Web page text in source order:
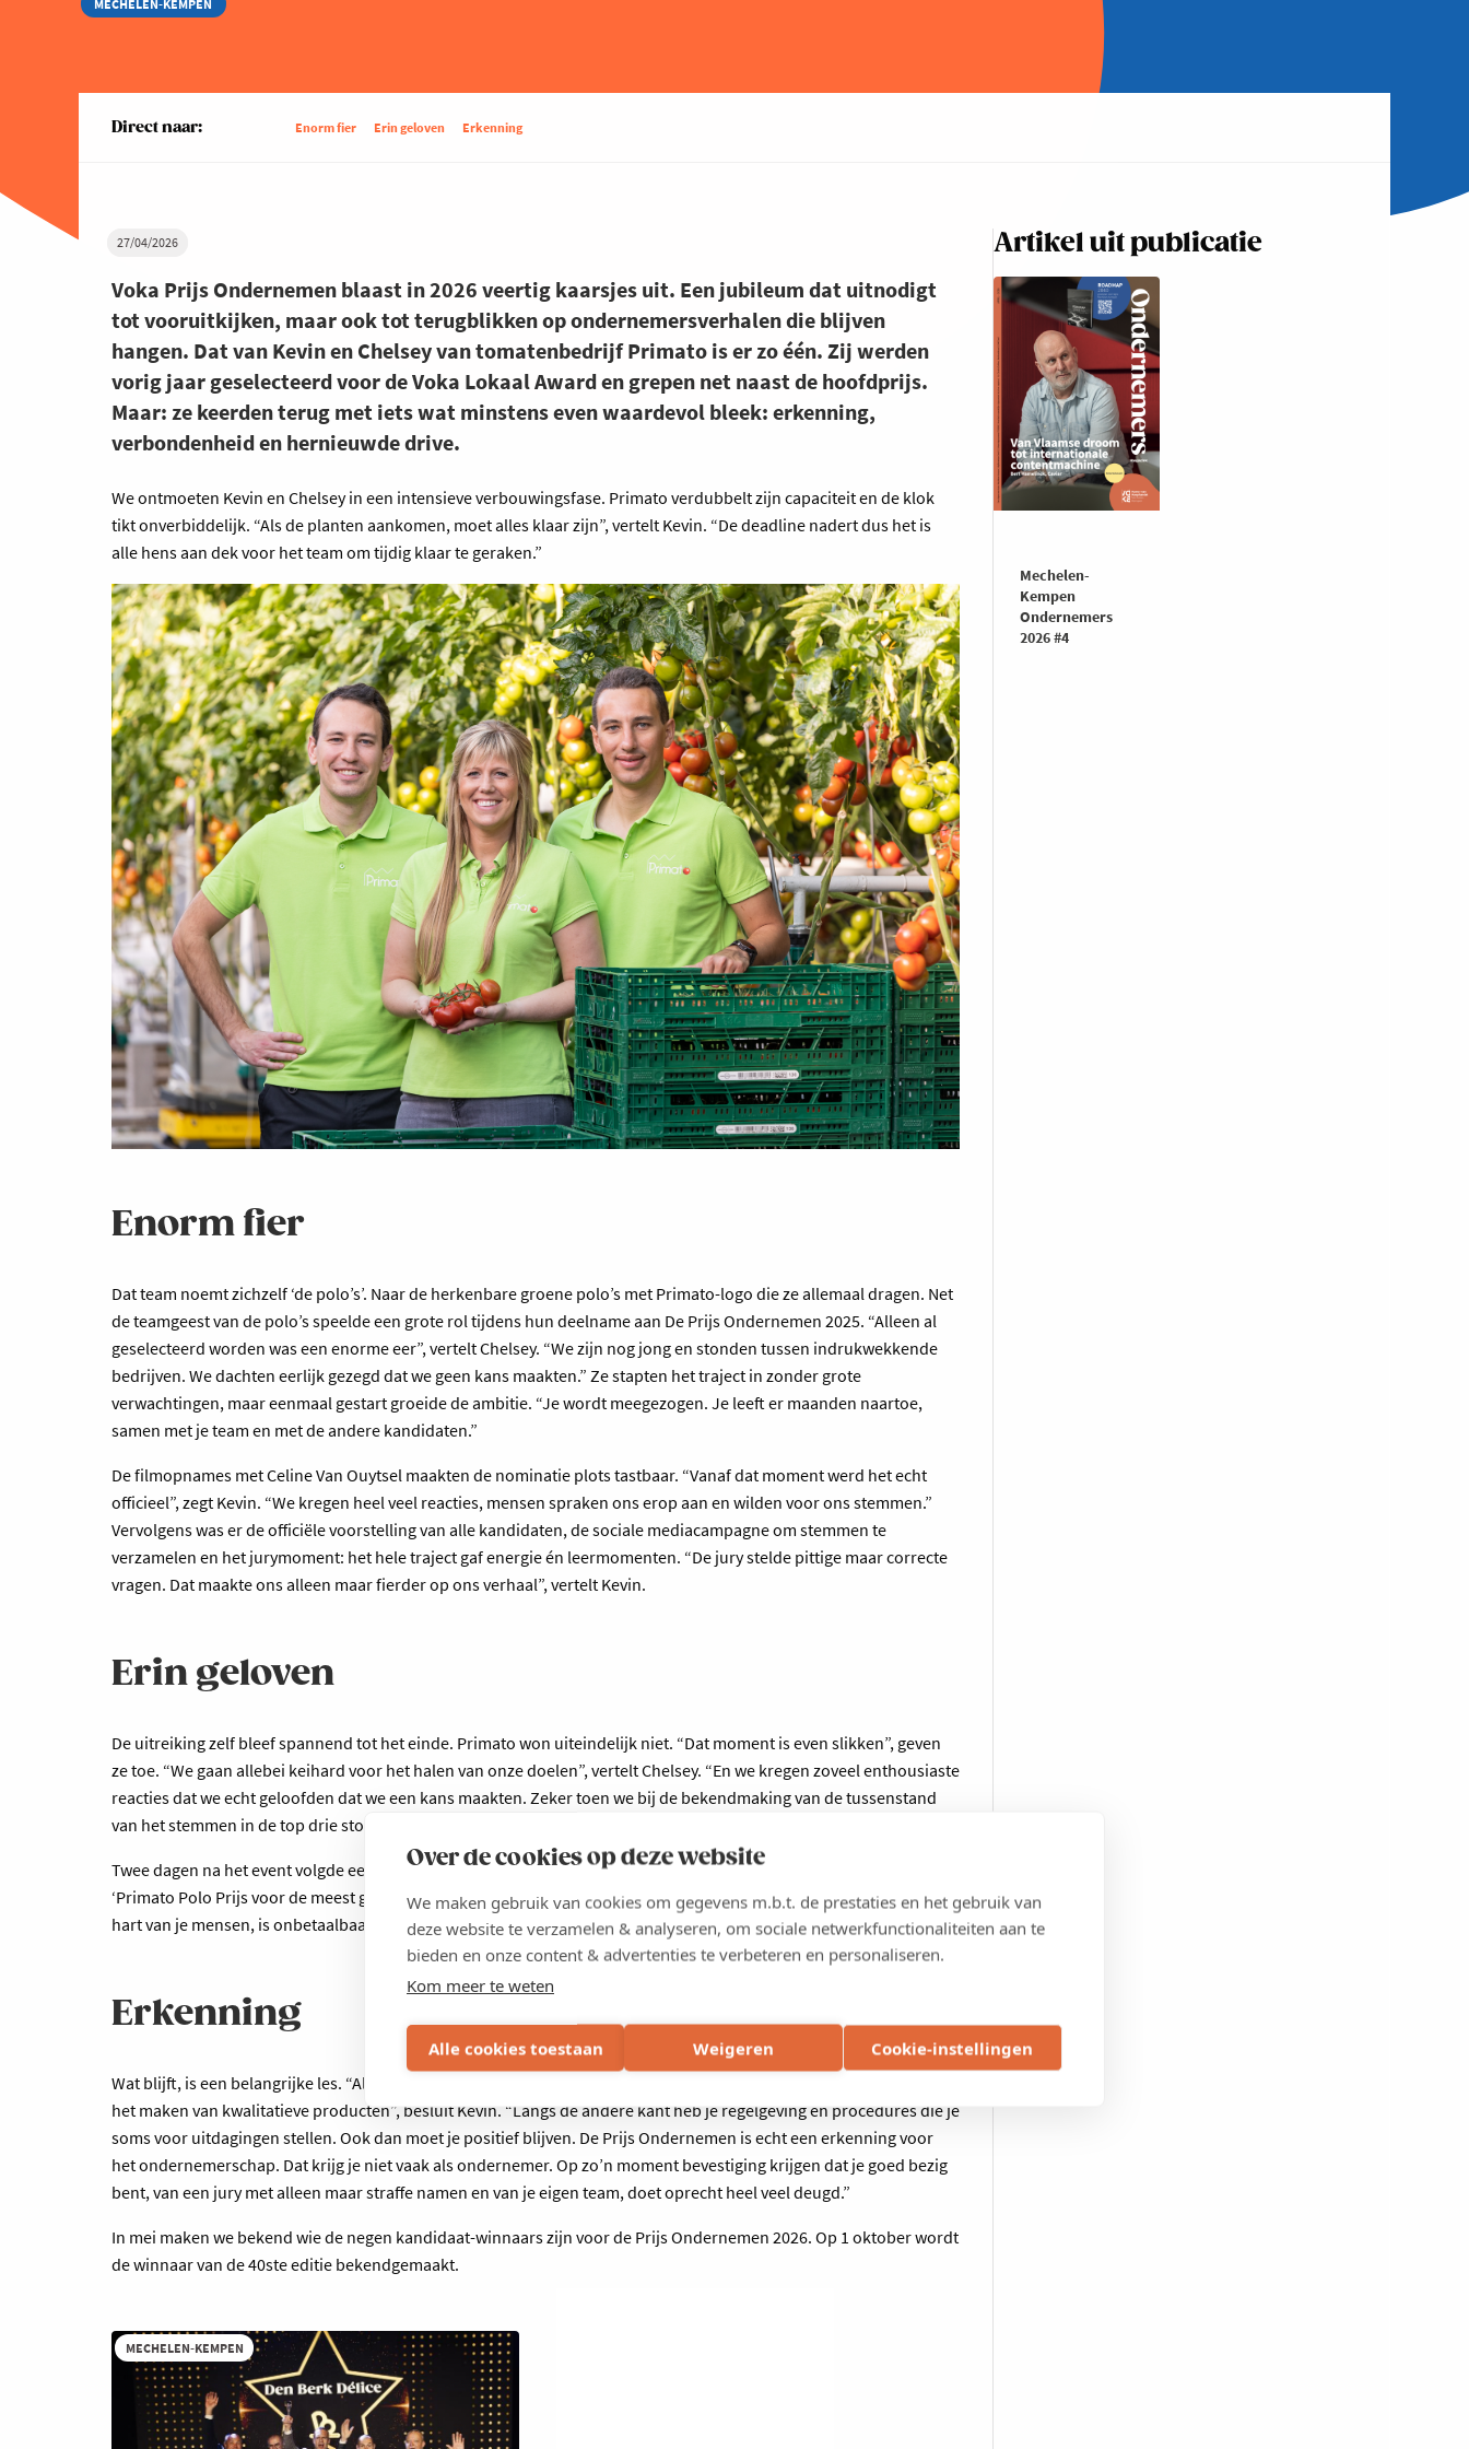
Over de cookies op deze website
We maken gebruik van cookies om gegevens m.b.t. de prestaties en het gebruik van
deze website te verzamelen & analyseren, om sociale netwerkfunctionaliteiten aan te
bieden en onze content & advertenties te verbeteren en personaliseren.
Kom meer te weten
Alle cookies toestaan Weigeren Cookie-instellingen
MECHELEN-KEMPEN
Direct naar: Enorm fier Erin geloven Erkenning
27/04/2026
Voka Prijs Ondernemen blaast in 2026 veertig kaarsjes uit. Een jubileum dat uitnodigt
tot vooruitkijken, maar ook tot terugblikken op ondernemersverhalen die blijven
hangen. Dat van Kevin en Chelsey van tomatenbedrijf Primato is er zo één. Zij werden
vorig jaar geselecteerd voor de Voka Lokaal Award en grepen net naast de hoofdprijs.
Maar: ze keerden terug met iets wat minstens even waardevol bleek: erkenning,
verbondenheid en hernieuwde drive.
We ontmoeten Kevin en Chelsey in een intensieve verbouwingsfase. Primato verdubbelt zijn capaciteit en de klok
tikt onverbiddelijk. “Als de planten aankomen, moet alles klaar zijn”, vertelt Kevin. “De deadline nadert dus het is
alle hens aan dek voor het team om tijdig klaar te geraken.”
Enorm fier
Dat team noemt zichzelf ‘de polo’s’. Naar de herkenbare groene polo’s met Primato-logo die ze allemaal dragen. Net
de teamgeest van de polo’s speelde een grote rol tijdens hun deelname aan De Prijs Ondernemen 2025. “Alleen al
geselecteerd worden was een enorme eer”, vertelt Chelsey. “We zijn nog jong en stonden tussen indrukwekkende
bedrijven. We dachten eerlijk gezegd dat we geen kans maakten.” Ze stapten het traject in zonder grote
verwachtingen, maar eenmaal gestart groeide de ambitie. “Je wordt meegezogen. Je leeft er maanden naartoe,
samen met je team en met de andere kandidaten.”
De filmopnames met Celine Van Ouytsel maakten de nominatie plots tastbaar. “Vanaf dat moment werd het echt
officieel”, zegt Kevin. “We kregen heel veel reacties, mensen spraken ons erop aan en wilden voor ons stemmen.”
Vervolgens was er de officiële voorstelling van alle kandidaten, de sociale mediacampagne om stemmen te
verzamelen en het jurymoment: het hele traject gaf energie én leermomenten. “De jury stelde pittige maar correcte
vragen. Dat maakte ons alleen maar fierder op ons verhaal”, vertelt Kevin.
Erin geloven
De uitreiking zelf bleef spannend tot het einde. Primato won uiteindelijk niet. “Dat moment is even slikken”, geven
ze toe. “We gaan allebei keihard voor het halen van onze doelen”, vertelt Chelsey. “En we kregen zoveel enthousiaste
reacties dat we echt geloofden dat we een kans maakten. Zeker toen we bij de bekendmaking van de tussenstand
van het stemmen in de top drie stonden.”
Twee dagen na het event volgde een onverwachte verrassing: de polo’s reikten een zelfbedachte prijs uit: de
‘Primato Polo Prijs voor de meest gepassioneerde bazen’. “Dat was een mooi moment. Zo’n erkenning, recht uit het
hart van je mensen, is onbetaalbaar.”
Erkenning
Wat blijft, is een belangrijke les. “Als ondernemer haal je veel voldoening uit je passie, samenwerken met je team en
het maken van kwalitatieve producten”, besluit Kevin. “Langs de andere kant heb je regelgeving en procedures die je
soms voor uitdagingen stellen. Ook dan moet je positief blijven. De Prijs Ondernemen is echt een erkenning voor
het ondernemerschap. Dat krijg je niet vaak als ondernemer. Op zo’n moment bevestiging krijgen dat je goed bezig
bent, van een jury met alleen maar straffe namen en van je eigen team, doet oprecht heel veel deugd.”
In mei maken we bekend wie de negen kandidaat-winnaars zijn voor de Prijs Ondernemen 2026. Op 1 oktober wordt
de winnaar van de 40ste editie bekendgemaakt.
MECHELEN-KEMPEN
Artikel uit publicatie
Mechelen-
Kempen
Ondernemers
2026 #4